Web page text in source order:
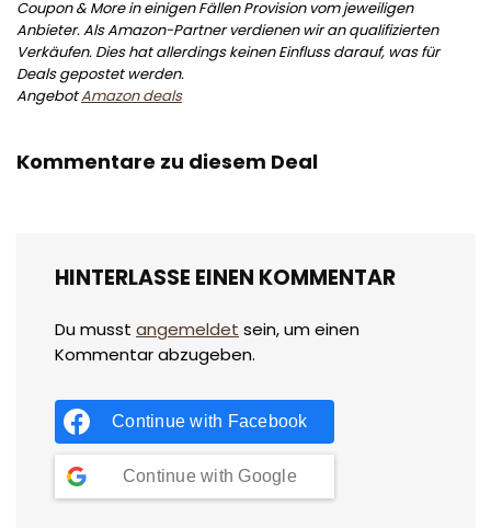
Coupon & More in einigen Fällen Provision vom jeweiligen
Anbieter. Als Amazon-Partner verdienen wir an qualifizierten
Verkäufen. Dies hat allerdings keinen Einfluss darauf, was für
Deals gepostet werden.
AngebotAmazon deals
Kommentare zu diesem Deal
HINTERLASSE EINEN KOMMENTAR
Du musst angemeldet sein, um einen
Kommentar abzugeben.
Continue with Facebook
Continue with Google